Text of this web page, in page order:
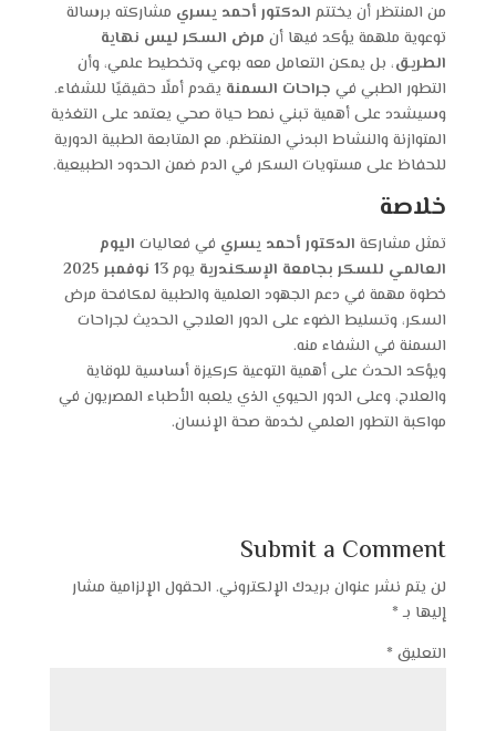
من المنتظر أن يختتم الدكتور أحمد يسري مشاركته برسالة
توعوية ملهمة يؤكد فيها أن مرض السكر ليس نهاية
الطريق، بل يمكن التعامل معه بوعي وتخطيط علمي، وأن
التطور الطبي في جراحات السمنة يقدم أملًا حقيقيًا للشفاء.
وسيشدد على أهمية تبني نمط حياة صحي يعتمد على التغذية
المتوازنة والنشاط البدني المنتظم، مع المتابعة الطبية الدورية
للحفاظ على مستويات السكر في الدم ضمن الحدود الطبيعية.
خلاصة
تمثل مشاركة الدكتور أحمد يسري في فعاليات اليوم
العالمي للسكر بجامعة الإسكندرية يوم13 نوفمبر 2025
خطوة مهمة في دعم الجهود العلمية والطبية لمكافحة مرض
السكر، وتسليط الضوء على الدور العلاجي الحديث لجراحات
السمنة في الشفاء منه.
ويؤكد الحدث على أهمية التوعية كركيزة أساسية للوقاية
والعلاج، وعلى الدور الحيوي الذي يلعبه الأطباء المصريون في
مواكبة التطور العلمي لخدمة صحة الإنسان.
Submit a Comment
لن يتم نشر عنوان بريدك الإلكتروني. الحقول الإلزامية مشار
إليها بـ*
التعليق *